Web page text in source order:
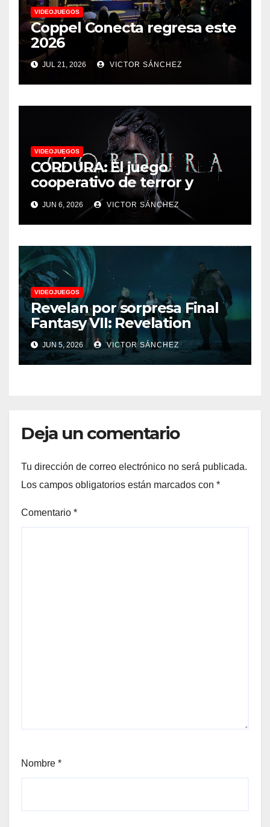
VIDEOJUEGOS
Coppel Conecta regresa este
2026
JUL 21, 2026 VICTOR SÁNCHEZ
VIDEOJUEGOS
CORDURA: El juego
cooperativo de terror y
supervivencia AA presenta
su tráiler de jugabilidad en
Future Game Show
JUN 6, 2026 VICTOR SÁNCHEZ
VIDEOJUEGOS
Revelan por sorpresa Final
Fantasy VII: Revelation
JUN 5, 2026 VICTOR SÁNCHEZ
Deja un comentario
Tu dirección de correo electrónico no será publicada.
Los campos obligatorios están marcados con *
Comentario *
Nombre *